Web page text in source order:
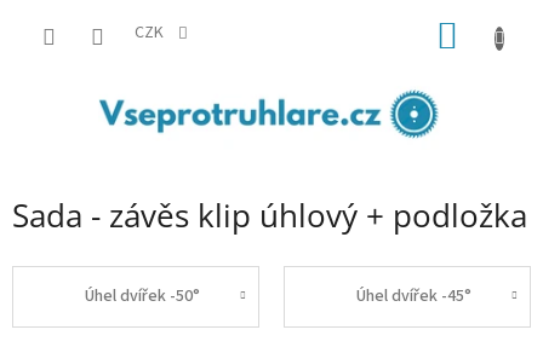
CZK
Sada - závěs klip úhlový + podložka
Úhel dvířek -50° Úhel dvířek -45°